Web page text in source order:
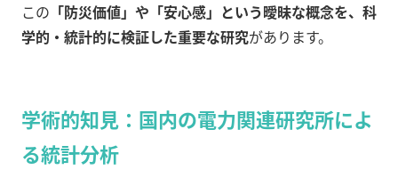
この 「防災価値」や「安心感」という曖昧な概念を、科
学的・統計的に検証した重要な研究があります。
学術的知見：国内の電力関連研究所によ
る統計分析